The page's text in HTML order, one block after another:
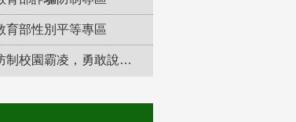
育部性別平等專區
防制校園霸凌，勇敢說出來！